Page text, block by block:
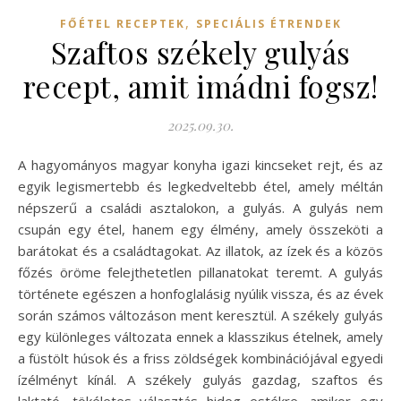
FŐÉTEL RECEPTEK, SPECIÁLIS ÉTRENDEK
Szaftos székely gulyás
recept, amit imádni fogsz!
2025.09.30.
A hagyományos magyar konyha igazi kincseket rejt, és az
egyik legismertebb és legkedveltebb étel, amely méltán
népszerű a családi asztalokon, a gulyás. A gulyás nem
csupán egy étel, hanem egy élmény, amely összeköti a
barátokat és a családtagokat. Az illatok, az ízek és a közös
főzés öröme felejthetetlen pillanatokat teremt. A gulyás
története egészen a honfoglalásig nyúlik vissza, és az évek
során számos változáson ment keresztül. A székely gulyás
egy különleges változata ennek a klasszikus ételnek, amely
a füstölt húsok és a friss zöldségek kombinációjával egyedi
ízélményt kínál. A székely gulyás gazdag, szaftos és